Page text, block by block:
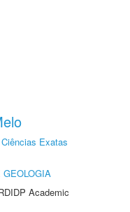
Exatas
GEOLOGIA
Academic